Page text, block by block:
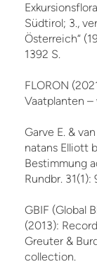
Südtirol; 3.,
Österreich“
1392 S.
FLORON
Vaatplanten –
Garve E. &
natans Elliott
Bestimmung
Rundbr. 31(1):
GBIF (Global
(2013):
Greuter &
collection.